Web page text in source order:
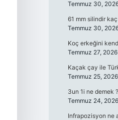
Temmuz 30,
61 mm silindir kaç
Temmuz 30,
Koç erkeğini
Temmuz 27, 2026
Kaçak çay ile
Temmuz 25, 2026
3un 1i ne demek ?
Temmuz 24, 2026
Infrapozisyon ne